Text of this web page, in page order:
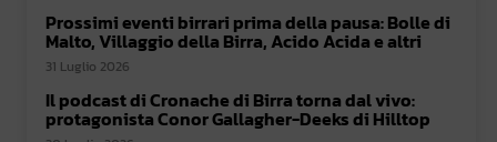
Prossimi eventi birrari prima della pausa: Bolle di
Malto, Villaggio della Birra, Acido Acida e altri
31 Luglio 2026
Il podcast di Cronache di Birra torna dal vivo:
protagonista Conor Gallagher-Deeks di Hilltop